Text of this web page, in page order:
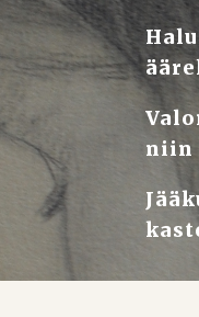
niin